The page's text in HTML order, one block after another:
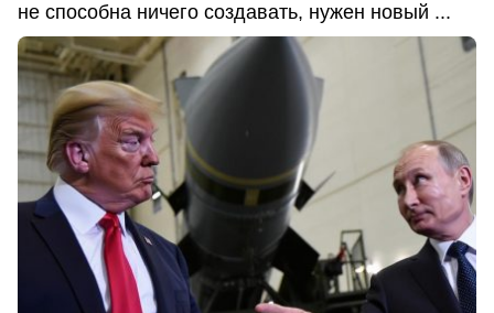
не способна ничего создавать, нужен новый ...